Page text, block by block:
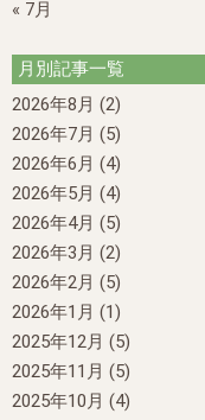
« 7月
月別記事一覧
2026年8月 (2)
2026年7月 (5)
2026年6月 (4)
2026年5月 (4)
2026年4月 (5)
2026年3月 (2)
2026年2月 (5)
2026年1月 (1)
2025年12月 (5)
2025年11月 (5)
2025年10月 (4)